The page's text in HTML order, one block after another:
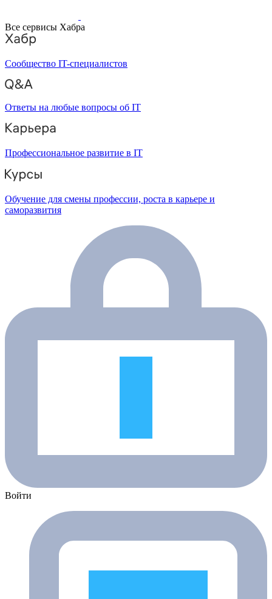
Все сервисы Хабра
Сообщество IT-специалистов
Ответы на любые вопросы об IT
Профессиональное развитие в IT
Обучение для смены профессии, роста в карьере и
саморазвития
Войти